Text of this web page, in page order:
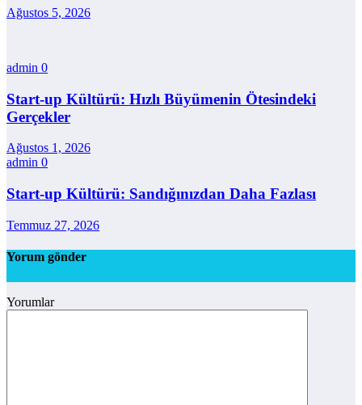
Ağustos 5, 2026
admin 0
Start-up Kültürü: Hızlı Büyümenin Ötesindeki
Gerçekler
Ağustos 1, 2026
admin 0
Start-up Kültürü: Sandığınızdan Daha Fazlası
Temmuz 27, 2026
Yorum gönder
Yorumlar